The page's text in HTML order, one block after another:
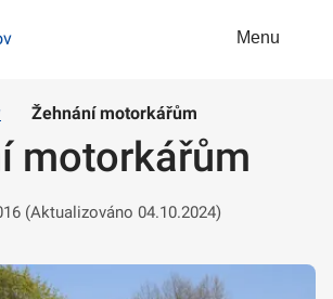
Menu
Žehnání motorkářům
motorkářům
(Aktualizováno 04.10.2024)